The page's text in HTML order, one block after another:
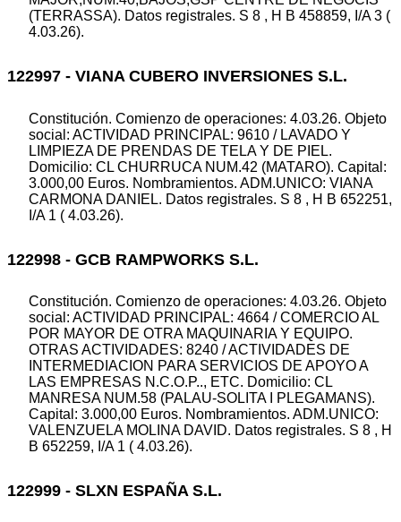
(TERRASSA). Datos registrales. S 8 , H B 458859, I/A 3 (
4.03.26).
122997 - VIANA CUBERO INVERSIONES S.L.
Constitución. Comienzo de operaciones: 4.03.26. Objeto
social: ACTIVIDAD PRINCIPAL: 9610 / LAVADO Y
LIMPIEZA DE PRENDAS DE TELA Y DE PIEL.
Domicilio: CL CHURRUCA NUM.42 (MATARO). Capital:
3.000,00 Euros. Nombramientos. ADM.UNICO: VIANA
CARMONA DANIEL. Datos registrales. S 8 , H B 652251,
I/A 1 ( 4.03.26).
122998 - GCB RAMPWORKS S.L.
Constitución. Comienzo de operaciones: 4.03.26. Objeto
social: ACTIVIDAD PRINCIPAL: 4664 / COMERCIO AL
POR MAYOR DE OTRA MAQUINARIA Y EQUIPO.
OTRAS ACTIVIDADES: 8240 / ACTIVIDADES DE
INTERMEDIACION PARA SERVICIOS DE APOYO A
LAS EMPRESAS N.C.O.P.., ETC. Domicilio: CL
MANRESA NUM.58 (PALAU-SOLITA I PLEGAMANS).
Capital: 3.000,00 Euros. Nombramientos. ADM.UNICO:
VALENZUELA MOLINA DAVID. Datos registrales. S 8 , H
B 652259, I/A 1 ( 4.03.26).
122999 - SLXN ESPAÑA S.L.